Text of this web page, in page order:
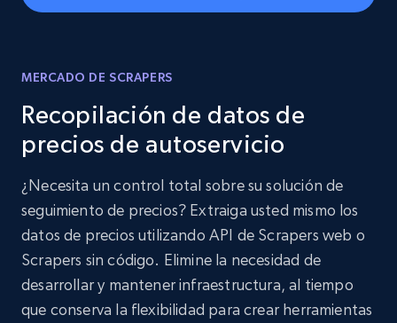
MERCADO DE SCRAPERS
Recopilación de datos de
precios de autoservicio
¿Necesita un control total sobre su solución de
seguimiento de precios? Extraiga usted mismo los
datos de precios utilizando API de Scrapers web o
Scrapers sin código. Elimine la necesidad de
desarrollar y mantener infraestructura, al tiempo
que conserva la flexibilidad para crear herramientas